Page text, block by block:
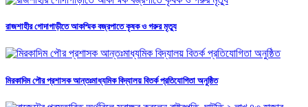
রাজশাহীর গোদাগাড়ীতে আকস্মিক বজ্রপাতে কৃষক ও গরুর মৃত্যু
মিরকাদিম পৌর প্রশাসক আন্তঃমাধ্যমিক বিদ্যালয় বিতর্ক প্রতিযোগিতা অনুষ্ঠিত